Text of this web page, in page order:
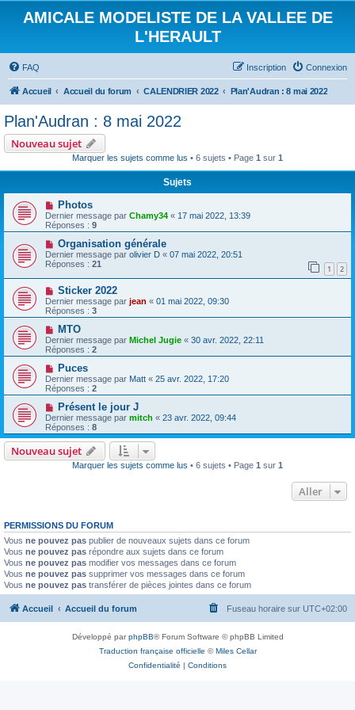
AMICALE MODELISTE DE LA VALLEE DE
L'HERAULT
FAQ Connexion
Inscription
Accueil Accueil du forum CALENDRIER 2022 Plan'Audran : 8 mai 2022
Plan'Audran : 8 mai 2022
Nouveau sujet
Marquer les sujets comme lus • 6 sujets • Page 1 sur 1
Sujets
Photos
Dernier message par Chamy34 « 17 mai 2022, 13:39
Réponses : 9
Organisation générale
Dernier message par olivier D « 07 mai 2022, 20:51
Réponses : 21 1 2
Sticker 2022
Dernier message par jean « 01 mai 2022, 09:30
Réponses : 3
MTO
Dernier message par Michel Jugie « 30 avr. 2022, 22:11
Réponses : 2
Puces
Dernier message par Matt « 25 avr. 2022, 17:20
Réponses : 2
Présent le jour J
Dernier message par mitch « 23 avr. 2022, 09:44
Réponses : 8
Nouveau sujet
Marquer les sujets comme lus • 6 sujets • Page 1 sur 1
Aller
PERMISSIONS DU FORUM
Vous ne pouvez pas publier de nouveaux sujets dans ce forum
Vous ne pouvez pas répondre aux sujets dans ce forum
Vous ne pouvez pas modifier vos messages dans ce forum
Vous ne pouvez pas supprimer vos messages dans ce forum
Vous ne pouvez pas transférer de pièces jointes dans ce forum
Accueil Accueil du forum Fuseau horaire sur UTC+02:00
Développé parphpBB® Forum Software © phpBB Limited
Traduction française officielle ©Miles Cellar
Confidentialité | Conditions